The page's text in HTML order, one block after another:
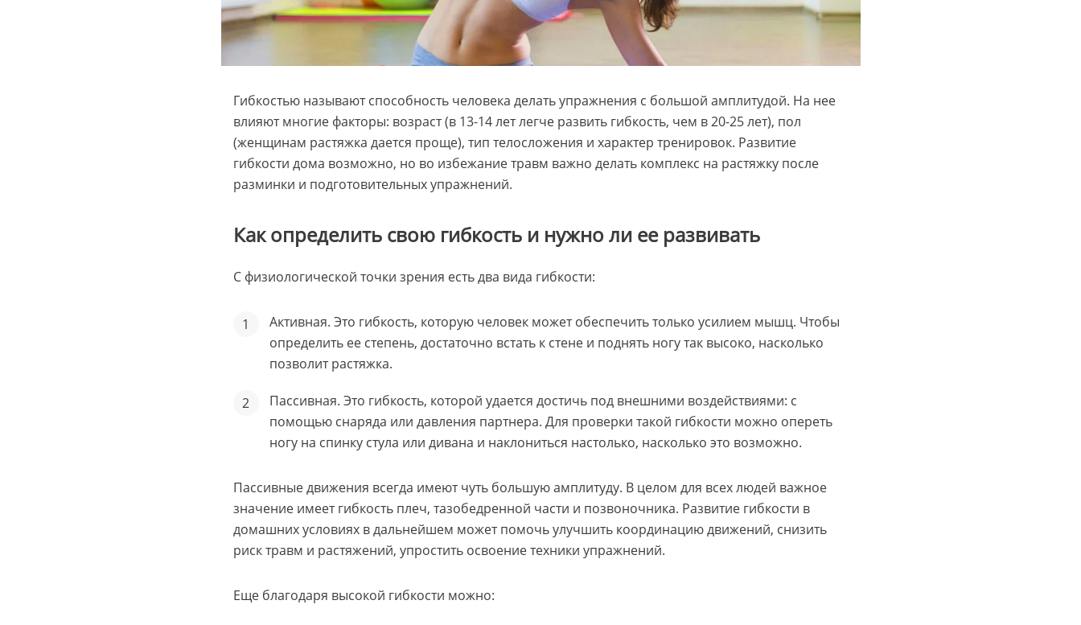
Гибкостью называют способность человека делать упражнения с большой амплитудой. На нее
влияют многие факторы: возраст (в 13-14 лет легче развить гибкость, чем в 20-25 лет), пол
(женщинам растяжка дается проще), тип телосложения и характер тренировок. Развитие
гибкости дома возможно, но во избежание травм важно делать комплекс на растяжку после
разминки и подготовительных упражнений.
Как определить свою гибкость и нужно ли ее развивать
С физиологической точки зрения есть два вида гибкости:
Активная. Это гибкость, которую человек может обеспечить только усилием мышц. Чтобы
определить ее степень, достаточно встать к стене и поднять ногу так высоко, насколько
позволит растяжка.
Пассивная. Это гибкость, которой удается достичь под внешними воздействиями: с
помощью снаряда или давления партнера. Для проверки такой гибкости можно опереть
ногу на спинку стула или дивана и наклониться настолько, насколько это возможно.
Пассивные движения всегда имеют чуть большую амплитуду. В целом для всех людей важное
значение имеет гибкость плеч, тазобедренной части и позвоночника. Развитие гибкости в
домашних условиях в дальнейшем может помочь улучшить координацию движений, снизить
риск травм и растяжений, упростить освоение техники упражнений.
Еще благодаря высокой гибкости можно: